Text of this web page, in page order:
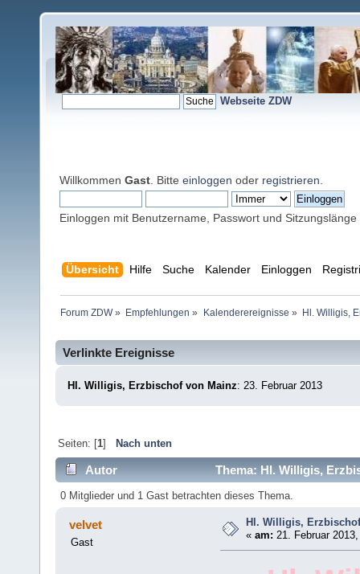
Webseite ZDW
Willkommen Gast . Bitte einloggen oder registrieren
Einloggen mit Benutzername, Passwort und Sitzungslänge
Übersicht Hilfe Suche Kalender Einloggen
Forum ZDW» Empfehlungen » Kalenderereignisse » Hl. Willigis,
Verlinkte Ereignisse
Hl. Willigis, Erzbischof von Mainz: 23. Februar 2013
Seiten: [1] Nach unten
Autor Thema: Hl. Willigis,
0 Mitglieder und 1 Gast betrachten dieses Thema.
velvet
Gast
Hl. Willigis,
«am: 21. Februar